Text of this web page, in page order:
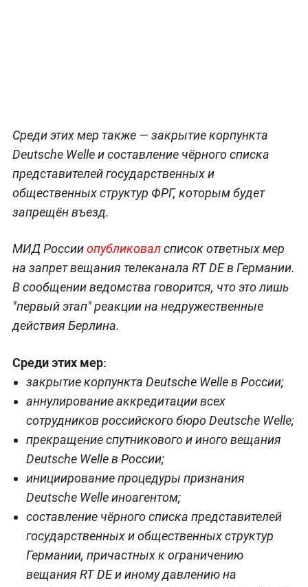
Среди этих мер также — закрытие корпункта
Deutsche Welle и составление чёрного списка
представителей государственных и
общественных структур ФРГ, которым будет
запрещён въезд.
МИД Россииопубликовалсписок ответных мер
на запрет вещания телеканала RT DE в Германии.
В сообщении ведомства говорится, что это лишь
"первый этап" реакции на недружественные
действия Берлина.
Среди этих мер:
закрытие корпункта Deutsche Welle в России;
аннулирование аккредитации всех
сотрудников российского бюро Deutsche Welle;
прекращение спутникового и иного вещания
Deutsche Welle в России;
инициирование процедуры признания
Deutsche Welle иноагентом;
составление чёрного списка представителей
государственных и общественных структур
Германии, причастных к ограничению
вещания RT DE и иному давлению на